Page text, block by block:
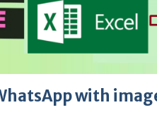
with